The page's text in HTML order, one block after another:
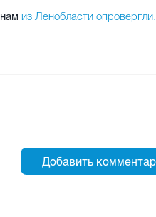
из Ленобласти опровергли.